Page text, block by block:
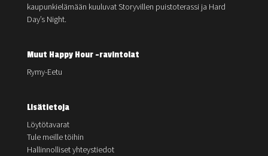
kaupunkielämään kuuluvat Storyvillen puistoterassi ja Hard
Day’s Night.
Muut Happy Hour -ravintolat
Rymy-Eetu
Lisätietoja
Löytötavarat
Tule meille töihin
Hallinnolliset yhteystiedot